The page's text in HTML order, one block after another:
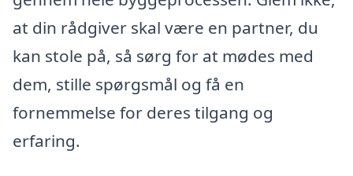
at din rådgiver skal være en partner, du
kan stole på, så sørg for at mødes med
dem, stille spørgsmål og få en
fornemmelse for deres tilgang og
erfaring.